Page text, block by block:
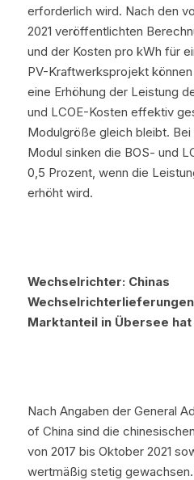
erforderlich wird. Nach den
2021 veröffentlichten
und der Kosten pro kWh für
PV-Kraftwerksprojekt
eine Erhöhung der Leistung
und LCOE-Kosten effektiv
Modulgröße gleich bleibt.
Modul sinken die BOS- und
0,5 Prozent, wenn die
erhöht wird.
Wechselrichter: Chinas
Marktanteil in Übersee
Nach Angaben der General
of China sind die
von 2017 bis Oktober 2021
wertmäßig stetig